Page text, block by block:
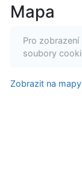
Mapa
Pro
soubory
Zobrazit na